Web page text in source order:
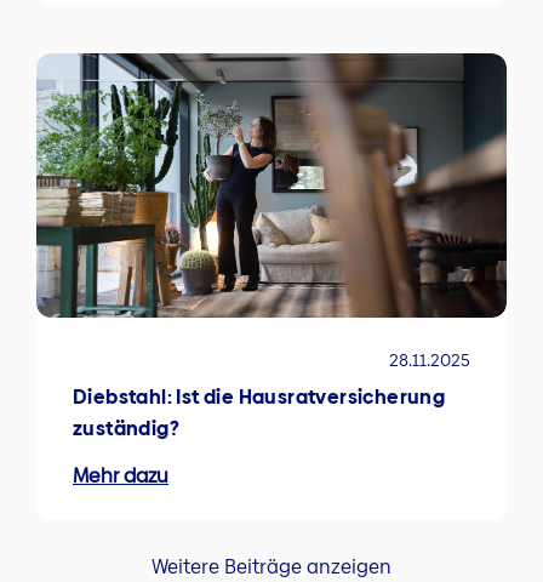
28.11.2025
Diebstahl: Ist die Hausratversicherung
zuständig?
Mehr dazu
Weitere Beiträge anzeigen